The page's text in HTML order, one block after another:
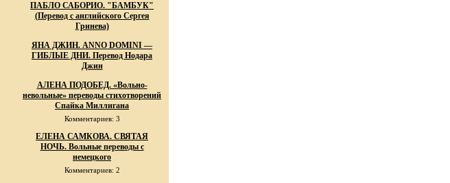
ПАБЛО САБОРИО. "БАМБУК"
(Перевод с английского Сергея
Гринева)
ЯНА ДЖИН. ANNO DOMINI —
ГИБЛЫЕ ДНИ. Перевод Нодара
Джин
АЛЕНА ПОДОБЕД. «Вольно-
невольные» переводы стихотворений
Спайка Миллигана
Комментариев: 3
ЕЛЕНА САМКОВА. СВЯТАЯ
НОЧЬ. Вольные переводы с
немецкого
Комментариев: 2